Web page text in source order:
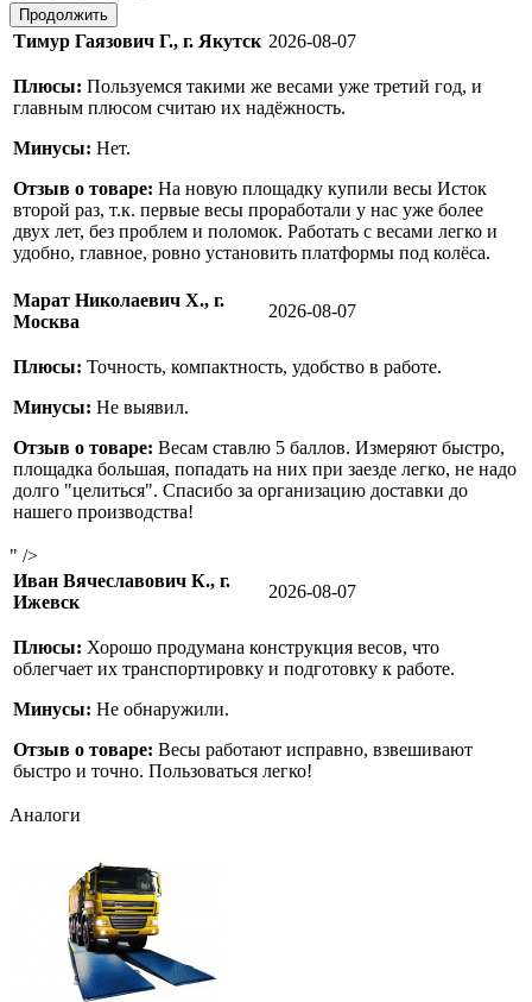
Продолжить
Тимур Гаязович Г., г. Якутск 2026-08-07
Плюсы: Пользуемся такими же весами уже третий год, и
главным плюсом считаю их надёжность.
Минусы: Нет.
Отзыв о товаре: На новую площадку купили весы Исток
второй раз, т.к. первые весы проработали у нас уже более
двух лет, без проблем и поломок. Работать с весами легко и
удобно, главное, ровно установить платформы под колёса.
Марат Николаевич Х., г.
Москва
2026-08-07
Плюсы: Точность, компактность, удобство в работе.
Минусы: Не выявил.
Отзыв о товаре: Весам ставлю 5 баллов. Измеряют быстро,
площадка большая, попадать на них при заезде легко, не надо
долго "целиться". Спасибо за организацию доставки до
нашего производства!
" />
Иван Вячеславович К., г.
Ижевск
2026-08-07
Плюсы: Хорошо продумана конструкция весов, что
облегчает их транспортировку и подготовку к работе.
Минусы: Не обнаружили.
Отзыв о товаре: Весы работают исправно, взвешивают
быстро и точно. Пользоваться легко!
Аналоги